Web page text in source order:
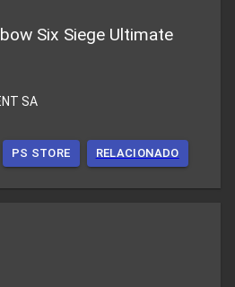
Six Siege Ultimate
SA
PS STORE RELACIONADO